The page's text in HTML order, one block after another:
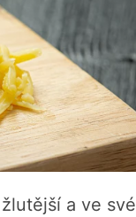
a ve své